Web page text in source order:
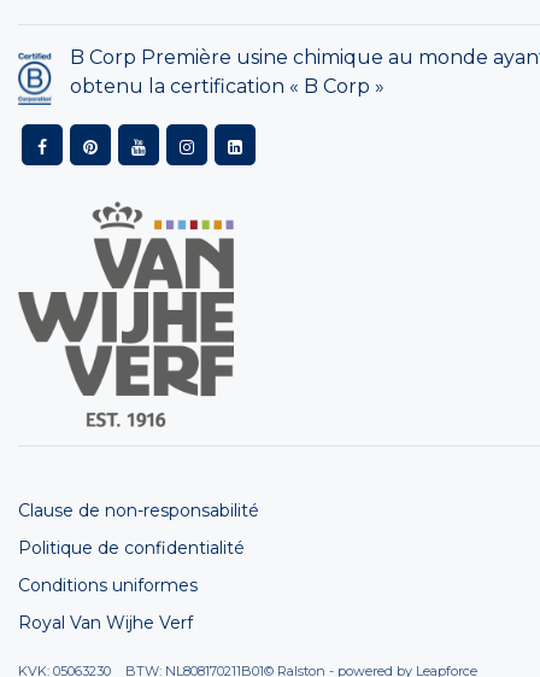
B Corp Première usine chimique au monde
obtenu la certification « B Corp »
Clause de non-responsabilité
Politique de confidentialité
Conditions uniformes
Royal Van Wijhe Verf
KVK: 05063230 BTW: NL808170211B01© Ralston - powered by Leapforce